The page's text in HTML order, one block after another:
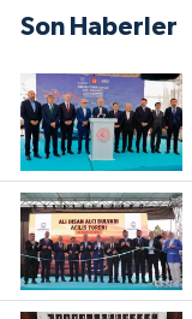
Son Haberler